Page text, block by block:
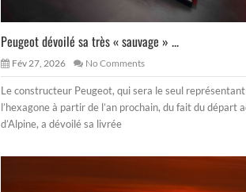
Peugeot dévoilé sa très « sauvage » ...
Fév 27, 2026 No Comments
Le constructeur Peugeot, qui sera le seul
l’hexagone à partir de l’an prochain, du fait du départ
d’Alpine, a dévoilé sa livrée